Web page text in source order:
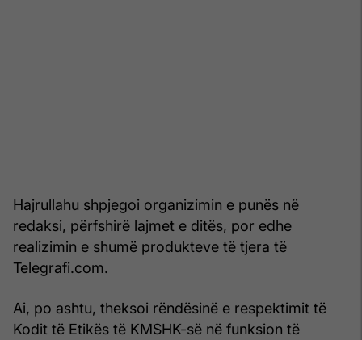
Hajrullahu shpjegoi organizimin e punës në
redaksi, përfshirë lajmet e ditës, por edhe
realizimin e shumë produkteve të tjera të
Telegrafi.com.
Ai, po ashtu, theksoi rëndësinë e respektimit të
Kodit të Etikës të KMSHK-së në funksion të